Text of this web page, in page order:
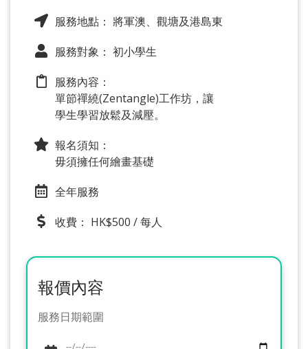
服務地點： 將軍澳、觀塘及港島東
服務對象： 初小學生
服務內容：
單節禪繞(Zentangle)工作坊，讓
學生學習放鬆及減壓。
報名須知：
毋須擁任何繪畫基礎
全年服務
收費： HK$500 / 每人
報價內容
服務日期範圍